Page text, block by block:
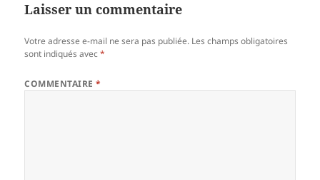
Laisser un commentaire
Votre adresse e-mail ne sera pas publiée. Les champs obligatoires
sont indiqués avec*
COMMENTAIRE*